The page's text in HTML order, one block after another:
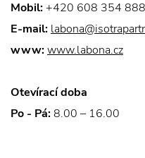
Mobil: +420 608 354 888
E-mail:
www:www.labona.cz
Otevírací doba
Po - Pá:8.00 – 16.00